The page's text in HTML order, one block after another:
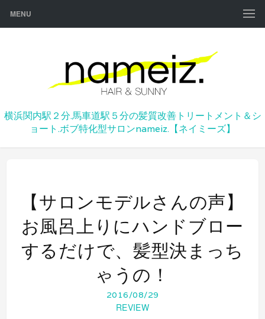
MENU
横浜関内駅２分.馬車道駅５分の髪質改善トリートメント＆シ
ョート.ボブ特化型サロンnameiz.【ネイミーズ】
【サロンモデルさんの声】
お風呂上りにハンドブロー
するだけで、髪型決まっち
ゃうの！
2016/08/29
REVIEW